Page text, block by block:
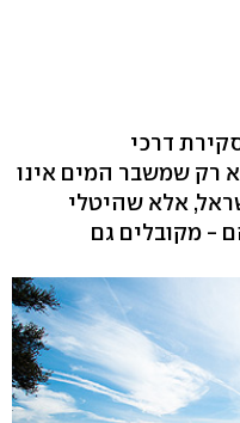
דרכי
רק שמשבר המים אינו
אלא שהיטלי
- מקובלים גם